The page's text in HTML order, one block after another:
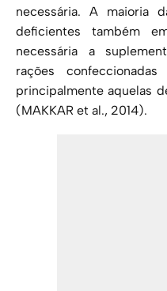
necessária. A maioria
deficientes também
necessária a
rações
principalmente aquelas
(MAKKAR et al., 2014).